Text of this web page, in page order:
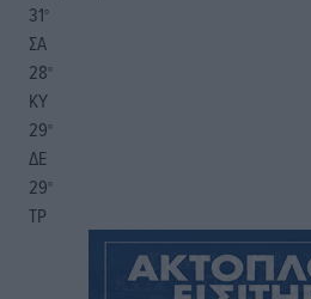
31°
ΣΑ
28°
ΚΥ
29°
ΔΕ
29°
ΤΡ